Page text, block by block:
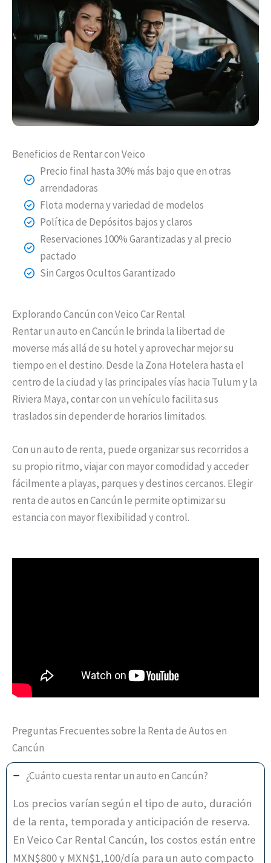
Beneficios de Rentar con Veico
Precio final hasta 30% más bajo que en otras
arrendadoras
Flota moderna y variedad de modelos
Política de Depósitos bajos y claros
Reservaciones 100% Garantizadas y al precio
pactado
Sin Cargos Ocultos Garantizado
Explorando Cancún con Veico Car Rental
Rentar un auto en Cancún le brinda la libertad de
moverse más allá de su hotel y aprovechar mejor su
tiempo en el destino. Desde la Zona Hotelera hasta el
centro de la ciudad y las principales vías hacia Tulum y la
Riviera Maya, contar con un vehículo facilita sus
traslados sin depender de horarios limitados.
Con un auto de renta, puede organizar sus recorridos a
su propio ritmo, viajar con mayor comodidad y acceder
fácilmente a playas, parques y destinos cercanos. Elegir
renta de autos en Cancún le permite optimizar su
estancia con mayor flexibilidad y control.
Preguntas Frecuentes sobre la Renta de Autos en
Cancún
¿Cuánto cuesta rentar un auto en Cancún?
Los precios varían según el tipo de auto, duración
de la renta, temporada y anticipación de reserva.
En Veico Car Rental Cancún, los costos están entre
MXN$800 y MXN$1,100/día para un auto compacto